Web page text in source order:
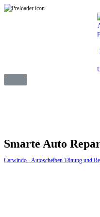
Smarte Auto
Carwindo - Autoscheiben Tönung und